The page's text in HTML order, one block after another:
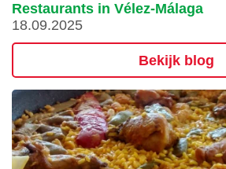
Restaurants in Vélez-Málaga
18.09.2025
Bekijk blog